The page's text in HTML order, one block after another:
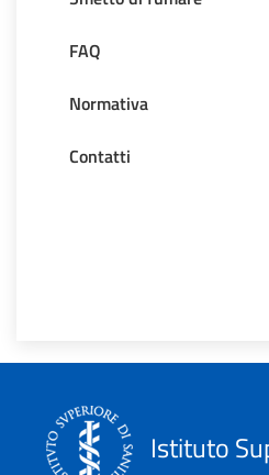
FAQ
Normativa
Contatti
Istituto